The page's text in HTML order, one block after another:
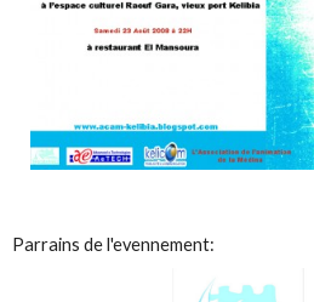
Parrains de l'evennement: